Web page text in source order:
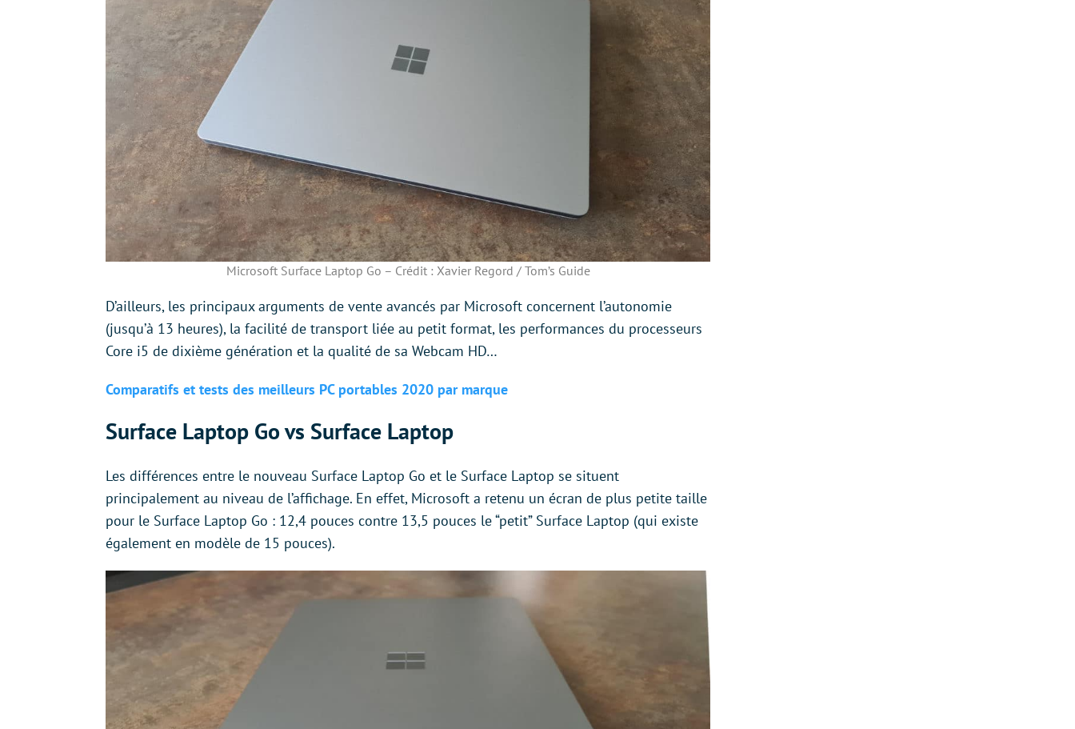
Microsoft Surface Laptop Go – Crédit : Xavier Regord / Tom’s Guide
D’ailleurs, les principaux arguments de vente avancés par Microsoft concernent l’autonomie
(jusqu’à 13 heures), la facilité de transport liée au petit format, les performances du processeurs
Core i5 de dixième génération et la qualité de sa Webcam HD…
Comparatifs et tests des meilleurs PC portables 2020 par marque
Surface Laptop Go vs Surface Laptop
Les différences entre le nouveau Surface Laptop Go et le Surface Laptop se situent
principalement au niveau de l’affichage. En effet, Microsoft a retenu un écran de plus petite taille
pour le Surface Laptop Go : 12,4 pouces contre 13,5 pouces le “petit” Surface Laptop (qui existe
également en modèle de 15 pouces).